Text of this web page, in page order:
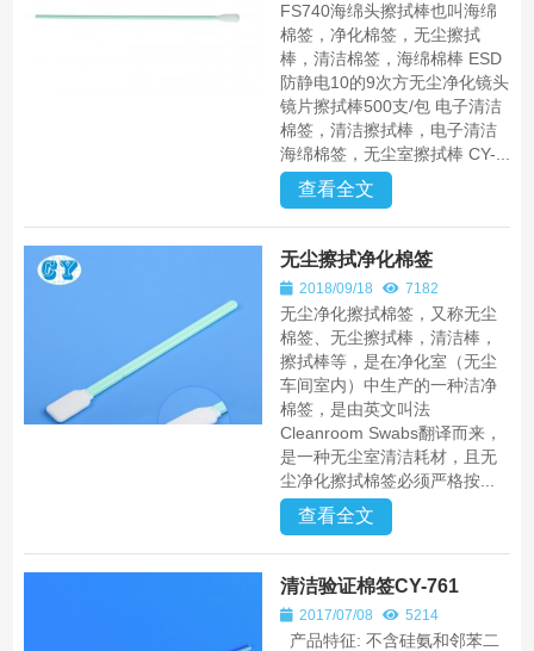
FS740海绵头擦拭棒也叫海绵
棉签，净化棉签，无尘擦拭
棒，清洁棉签，海绵棉棒 ESD
防静电10的9次方无尘净化镜头
镜片擦拭棒500支/包 电子清洁
棉签，清洁擦拭棒，电子清洁
海绵棉签，无尘室擦拭棒 CY-...
查看全文
无尘擦拭净化棉签
2018/09/18 7182
无尘净化擦拭棉签，又称无尘
棉签、无尘擦拭棒，清洁棒，
擦拭棒等，是在净化室（无尘
车间室内）中生产的一种洁净
棉签，是由英文叫法
Cleanroom Swabs翻译而来，
是一种无尘室清洁耗材，且无
尘净化擦拭棉签必须严格按...
查看全文
清洁验证棉签CY-761
2017/07/08 5214
产品特征: 不含硅氨和邻苯二